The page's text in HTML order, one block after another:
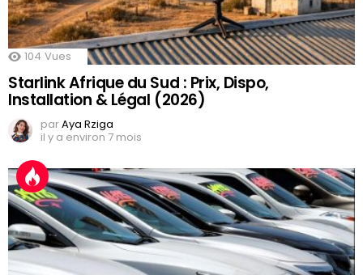
104 Vues
Starlink Afrique du Sud : Prix, Dispo,
Installation & Légal (2026)
parAya Rziga
il y a environ 7 mois